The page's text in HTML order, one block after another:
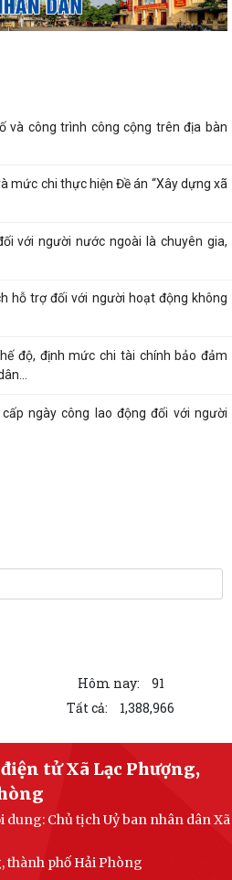
và công trình công cộng trên địa bàn
mức chi thực hiện Đề án “Xây dựng xã
với người nước ngoài là chuyên gia,
hỗ trợ đối với người hoạt động không
độ, định mức chi tài chính bảo đảm
ngày công lao động đối với người